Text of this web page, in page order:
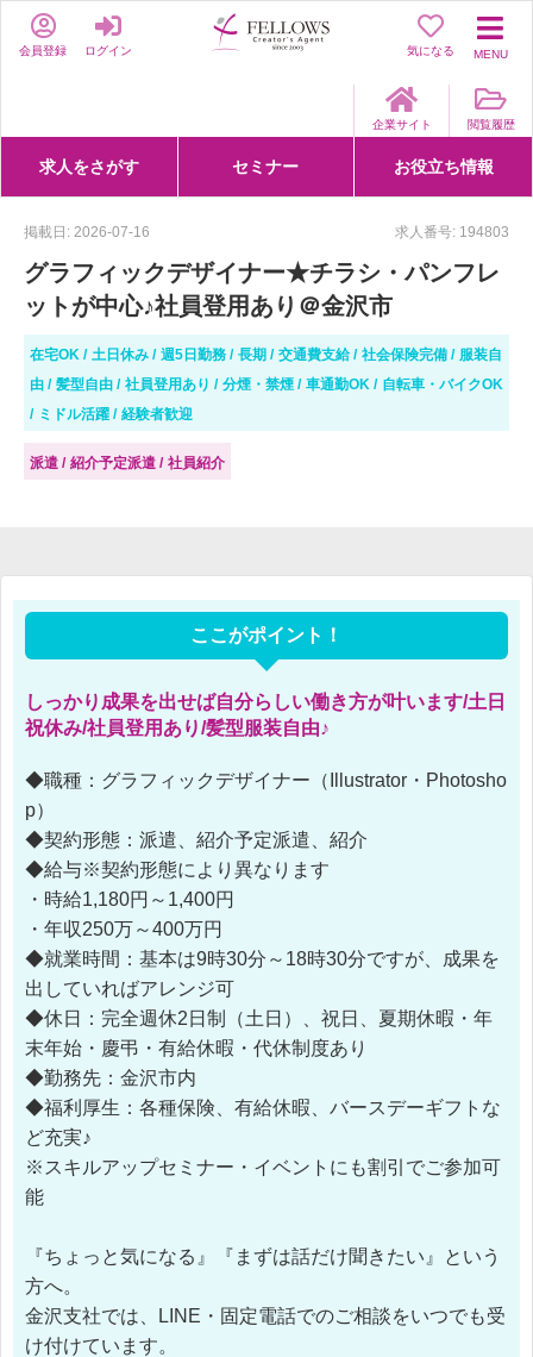
会員登録 ログイン 気になる MENU
企業サイト 閲覧履歴
求人をさがす
詳細条件からさがす
求人特集からさがす
セミナー
セミナーをさがす
クリエイティブNEXT
クリエイターズファーム
e-ラーニング
Fellows Creative Academy
企業研修
お役立ち情報
お役立ち情報一覧
聞くは一時、聞かぬは一生
クリエイターのお仕事図鑑
クリエイターの声
Q&A
企業様向けお役立ち情報
掲載日: 2026-07-16 求人番号: 194803
グラフィックデザイナー★チラシ・パンフレ
ットが中心♪社員登用あり＠金沢市
在宅OK 土日休み 週5日勤務 長期 交通費支給 社会保険完備
服装自
由
髪型自由 社員登用あり 分煙・禁煙 車通勤OK
自転車・バイクOK
ミドル活躍
経験者歓迎
派遣 紹介予定派遣 社員紹介
ここがポイント！
しっかり成果を出せば自分らしい働き方が叶います/土日
祝休み/社員登用あり/髪型服装自由♪
◆職種：グラフィックデザイナー（Illustrator・Photosho
p）
◆契約形態：派遣、紹介予定派遣、紹介
◆給与※契約形態により異なります
・時給1,180円～1,400円
・年収250万～400万円
◆就業時間：基本は9時30分～18時30分ですが、成果を
出していればアレンジ可
◆休日：完全週休2日制（土日）、祝日、夏期休暇・年
末年始・慶弔・有給休暇・代休制度あり
◆勤務先：金沢市内
◆福利厚生：各種保険、有給休暇、バースデーギフトな
ど充実♪
※スキルアップセミナー・イベントにも割引でご参加可
能
『ちょっと気になる』『まずは話だけ聞きたい』という
方へ。
金沢支社では、LINE・固定電話でのご相談をいつでも受
け付けています。